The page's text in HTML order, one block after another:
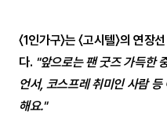
〈1인가구〉는 〈고시텔〉의 연
다. "앞으로는 팬 굿즈 가득한
언서, 코스프레 취미인 사람
해요."